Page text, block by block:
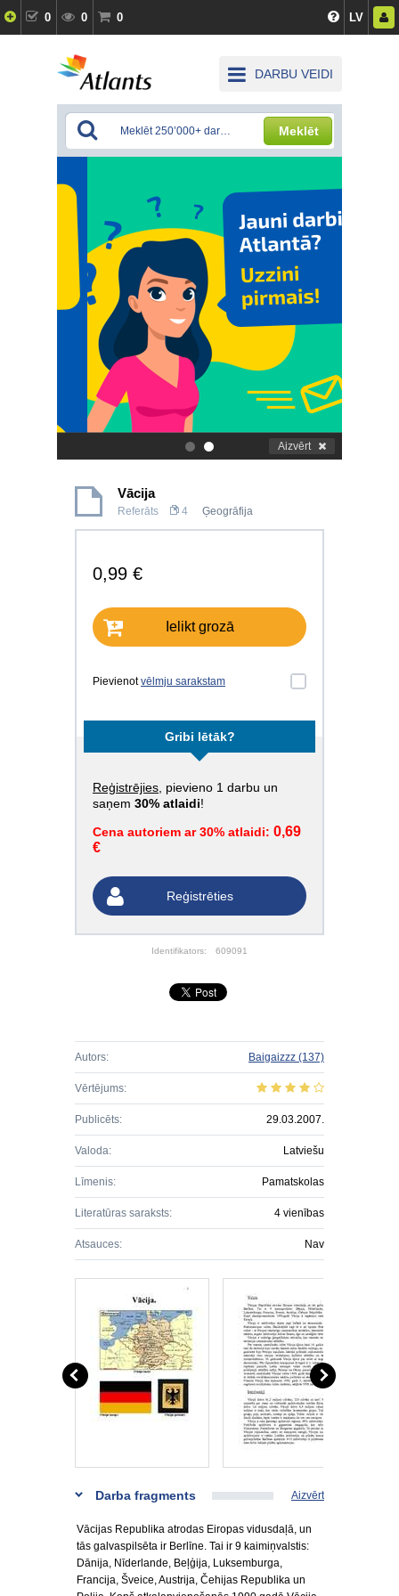
0 0 0 LV
DARBU VEIDI
Meklēt
. Aizvērt
Vācija
Referāts 4 Ģeogrāfija
0,99 €
Ielikt grozā
Pievienotvēlmju sarakstam
Gribi lētāk?
Reģistrējies , pievieno 1 darbu un
saņem 30% atlaidi!
Cena autoriem ar 30% atlaidi: 0,69
€
Reģistrēties
Identifikators: 609091
Autors: Baigaizzz (137)
Vērtējums:
Publicēts: 29.03.2007.
Valoda: Latviešu
Līmenis: Pamatskolas
Literatūras saraksts: 4 vienības
Atsauces: Nav
Darba fragments Aizvērt
Vācijas Republika atrodas Eiropas vidusdaļā, un
tās galvaspilsēta ir Berlīne. Tai ir 9 kaimiņvalstis:
Dānija, Nīderlande, Beļģija, Luksemburga,
Francija, Šveice, Austrija, Čehijas Republika un